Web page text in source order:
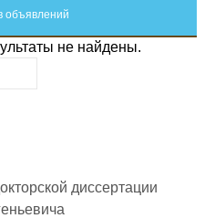
объявлений
не найдены.
диссертации